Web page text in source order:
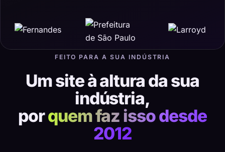
FEITO PARA A SUA INDÚSTRIA
Um site à altura da sua
indústria,
porquem faz isso desde
2012